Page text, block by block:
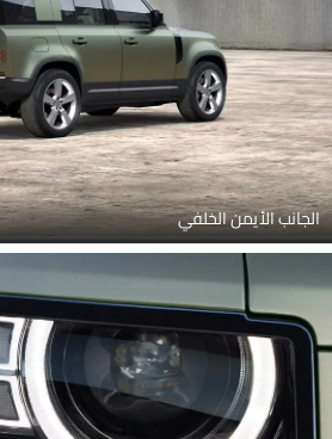
الجانب الأيمن الخلفي